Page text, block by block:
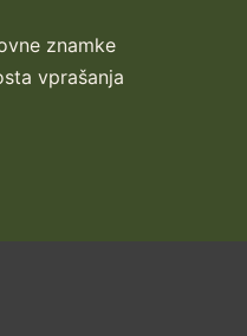
znamke
vprašanja